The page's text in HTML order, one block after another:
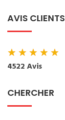
AVIS CLIENTS
★★★★★
4522 Avis
CHERCHER